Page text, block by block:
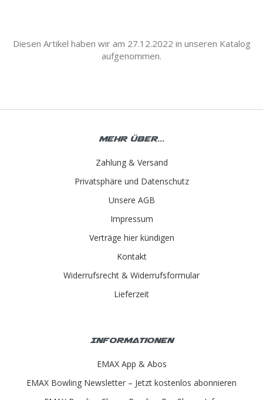
Diesen Artikel haben wir am 27.12.2022 in unseren Katalog
aufgenommen.
Mehr über...
Zahlung & Versand
Privatsphäre und Datenschutz
Unsere AGB
Impressum
Verträge hier kündigen
Kontakt
Widerrufsrecht & Widerrufsformular
Lieferzeit
Informationen
EMAX App & Abos
EMAX Bowling Newsletter – Jetzt kostenlos abonnieren